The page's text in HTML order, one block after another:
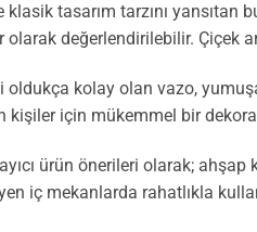
klasik tasarım tarzını
olarak değerlendirilebilir. Çiçek
oldukça kolay olan vazo,
kişiler için mükemmel bir
ürün önerileri olarak;
iç mekanlarda rahatlıkla